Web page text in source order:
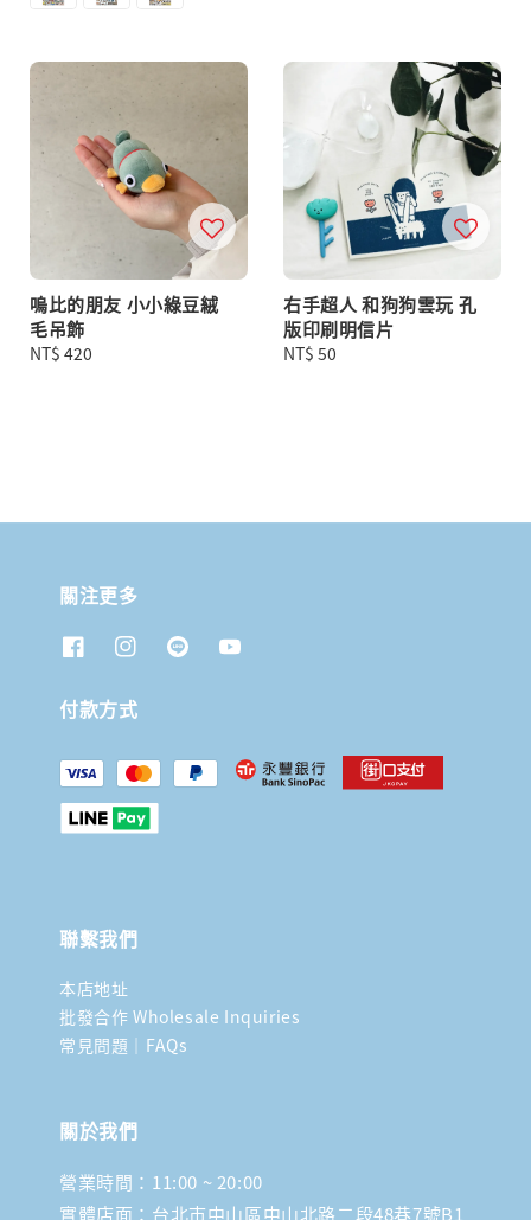
嗚比的朋友 小小綠豆絨
毛吊飾
Regular
NT$ 420
右手超人 和狗狗雲玩 孔
版印刷明信片
Regular
NT$ 50
關注更多
付款方式
聯繫我們
本店地址
批發合作 Wholesale Inquiries
常見問題｜FAQs
關於我們
營業時間：11:00 ~ 20:00
實體店面：台北市中山區中山北路二段48巷7號B1